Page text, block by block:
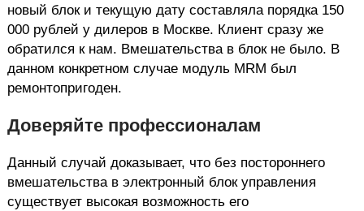
новый блок и текущую дату составляла порядка 150
000 рублей у дилеров в Москве. Клиент сразу же
обратился к нам. Вмешательства в блок не было. В
данном конкретном случае модуль MRM был
ремонтопригоден.
Доверяйте профессионалам
Данный случай доказывает, что без постороннего
вмешательства в электронный блок управления
существует высокая возможность его